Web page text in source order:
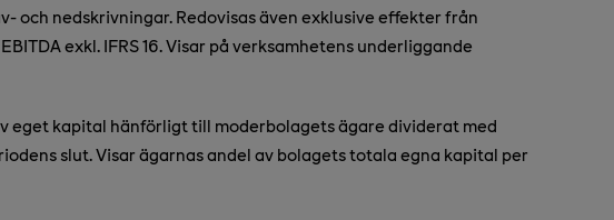
och nedskrivningar. Redovisas även exklusive effekter från
exkl. IFRS 16. Visar på verksamhetens underliggande
eget kapital hänförligt till moderbolagets ägare dividerat med
slut. Visar ägarnas andel av bolagets totala egna kapital per